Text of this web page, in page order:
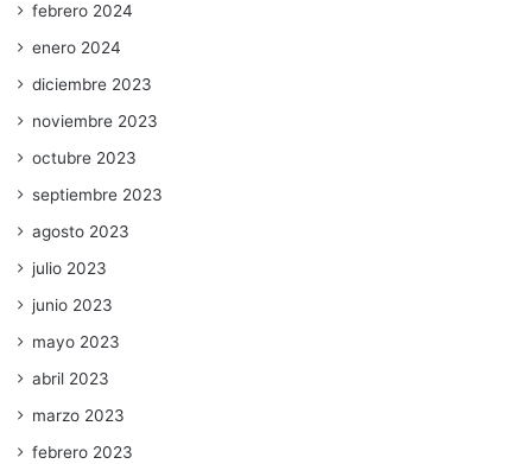
febrero 2024
enero 2024
diciembre 2023
noviembre 2023
octubre 2023
septiembre 2023
agosto 2023
julio 2023
junio 2023
mayo 2023
abril 2023
marzo 2023
febrero 2023